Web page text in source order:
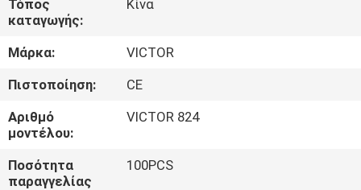
ΓΎΡΟΣ
ΕΡΓΟΣΤΑΣΊΩΝ
ΠΟΙΟΤΙΚΌΣ
ΈΛΕΓΧΟΣ
Τόπος
καταγωγής:
Κίνα
Μάρκα:
VICTOR
Πιστοποίηση:
CE
Αριθμό
μοντέλου:
VICTOR 824
Ποσότητα
παραγγελίας
100PCS